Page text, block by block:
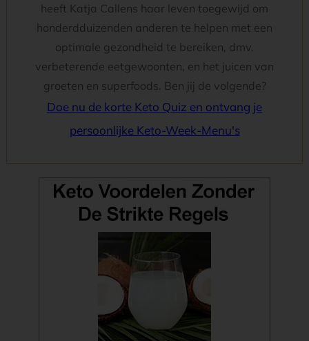
heeft Katja Callens haar leven toegewijd om
honderdduizenden anderen te helpen met een
optimale gezondheid te bereiken, dmv.
verbeterende eetgewoonten, en het juicen van
groeten en superfoods. Ben jij de volgende?
Doe nu de korte Keto Quiz en ontvang je
persoonlijke Keto-Week-Menu's